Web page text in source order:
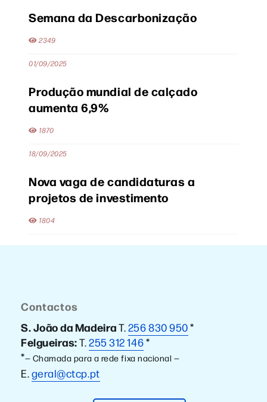
Semana da Descarbonização
2349
01/09/2025
Produção mundial de calçado
aumenta 6,9%
1870
18/09/2025
Nova vaga de candidaturas a
projetos de investimento
1804
Contactos
S. João da MadeiraT.256 830 950*
Felgueiras:T.255 312 146*
*— Chamada para a rede fixa nacional —
E.geral@ctcp.pt